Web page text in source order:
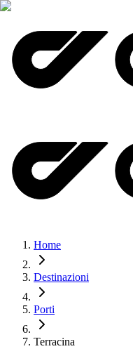
Home
Destinazioni
Porti
Terracina